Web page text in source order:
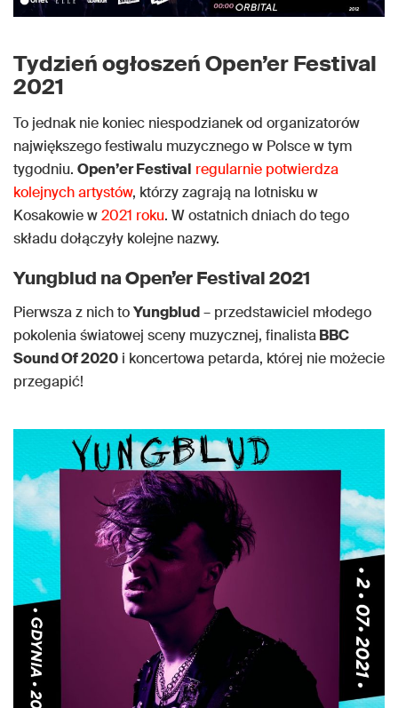
Tydzień ogłoszeń Open’er Festival
2021
To jednak nie koniec niespodzianek od organizatorów
największego festiwalu muzycznego w Polsce w tym
tygodniu. Open’er Festival regularnie potwierdza
kolejnych artystów, którzy zagrają na lotnisku w
Kosakowie w2021 roku. W ostatnich dniach do tego
składu dołączyły kolejne nazwy.
Yungblud na Open’er Festival 2021
Pierwsza z nich toYungblud– przedstawiciel młodego
pokolenia światowej sceny muzycznej, finalistaBBC
Sound Of 2020 i koncertowa petarda, której nie możecie
przegapić!